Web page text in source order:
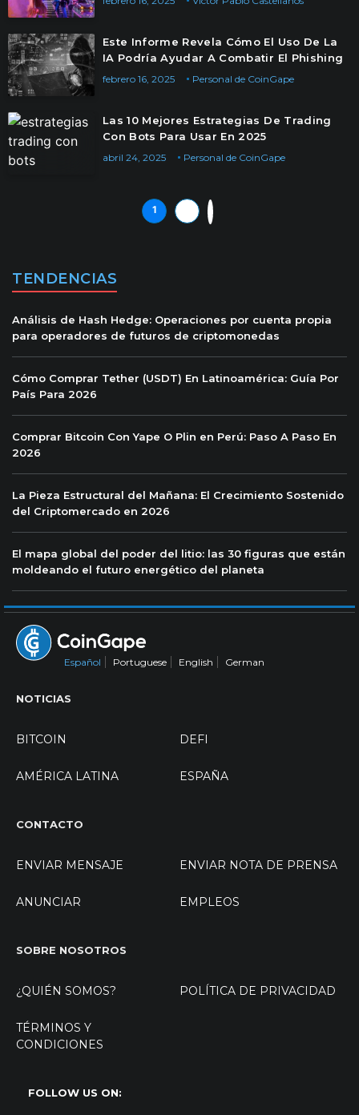
Este Informe Revela Cómo El Uso De La
IA Podría Ayudar A Combatir El Phishing
Personal de CoinGape
febrero 16, 2025
Las 10 Mejores Estrategias De Trading
Con Bots Para Usar En 2025
Personal de CoinGape
abril 24, 2025
1 »
TENDENCIAS
Análisis de Hash Hedge: Operaciones por cuenta propia
para operadores de futuros de criptomonedas
Cómo Comprar Tether (USDT) En Latinoamérica: Guía Por
País Para 2026
Comprar Bitcoin Con Yape O Plin en Perú: Paso A Paso En
2026
La Pieza Estructural del Mañana: El Crecimiento Sostenido
del Criptomercado en 2026
El mapa global del poder del litio: las 30 figuras que están
moldeando el futuro energético del planeta
Español Portuguese English German
NOTICIAS
BITCOIN DEFI
AMÉRICA LATINA ESPAÑA
CONTACTO
ENVIAR MENSAJE ENVIAR NOTA DE PRENSA
ANUNCIAR EMPLEOS
SOBRE NOSOTROS
¿QUIÉN SOMOS? POLÍTICA DE PRIVACIDAD
TÉRMINOS Y
CONDICIONES
FOLLOW US ON: